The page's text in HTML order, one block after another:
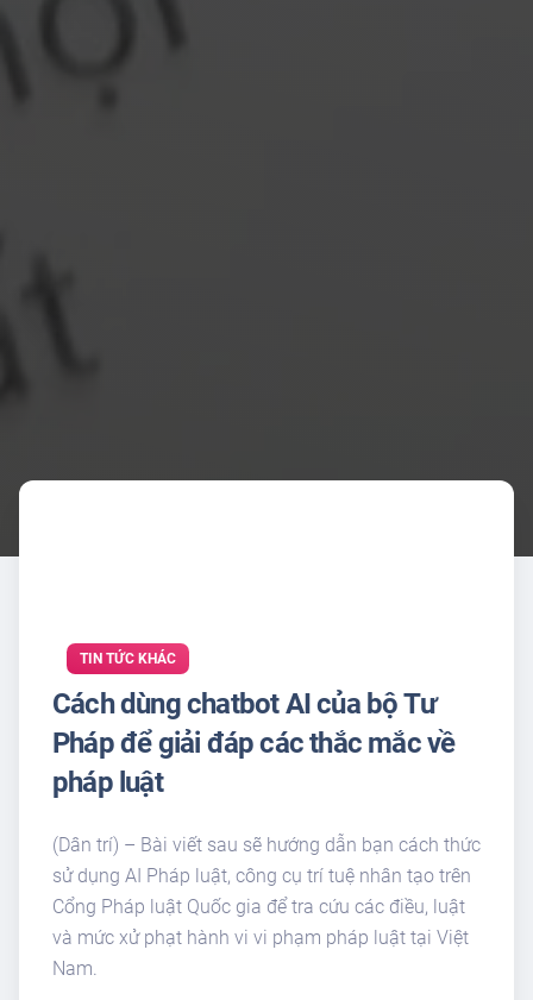
TIN TỨC KHÁC
Cách dùng chatbot AI của bộ Tư
Pháp để giải đáp các thắc mắc về
pháp luật
(Dân trí) – Bài viết sau sẽ hướng dẫn bạn cách thức
sử dụng AI Pháp luật, công cụ trí tuệ nhân tạo trên
Cổng Pháp luật Quốc gia để tra cứu các điều, luật
và mức xử phạt hành vi vi phạm pháp luật tại Việt
Nam.